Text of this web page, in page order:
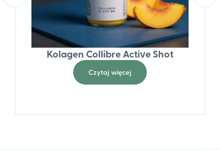
Kolagen Collibre Active Shot
Czytaj więcej